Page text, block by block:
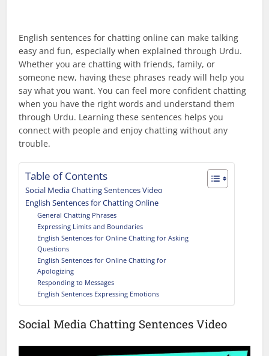
English sentences for chatting online can make talking
easy and fun, especially when explained through Urdu.
Whether you are chatting with friends, family, or
someone new, having these phrases ready will help you
say what you want. You can feel more confident chatting
when you have the right words and understand them
through Urdu. Learning these sentences helps you
connect with people and enjoy chatting without any
trouble.
Table of Contents
Social Media Chatting Sentences Video
English Sentences for Chatting Online
General Chatting Phrases
Expressing Limits and Boundaries
English Sentences for Online Chatting for Asking
Questions
English Sentences for Online Chatting for
Apologizing
Responding to Messages
English Sentences Expressing Emotions
Social Media Chatting Sentences Video